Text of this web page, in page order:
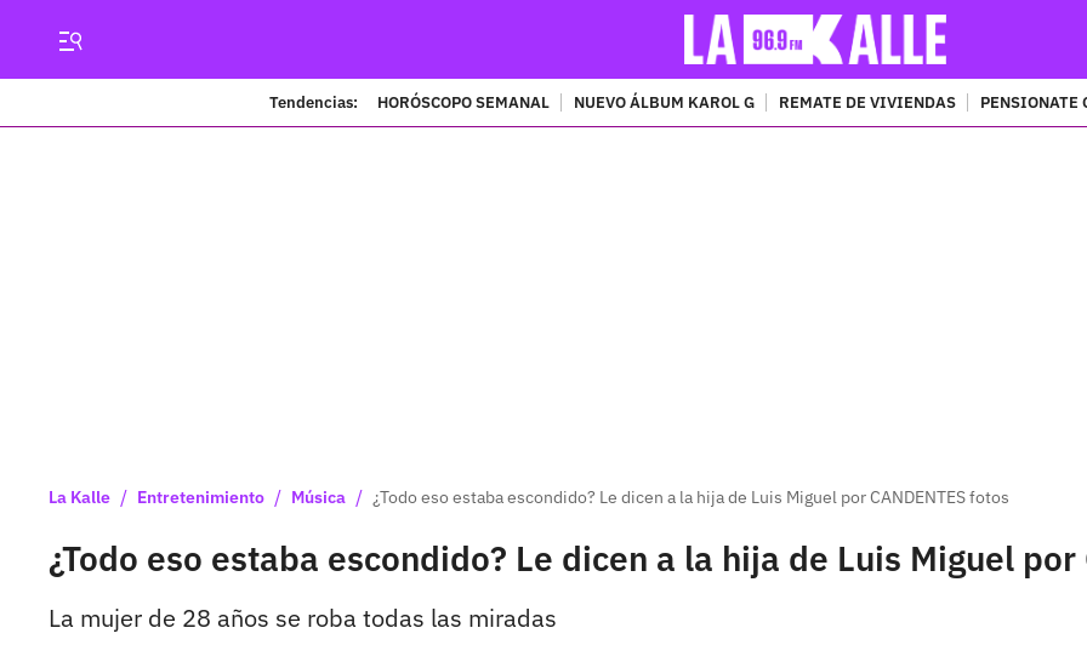
Tendencias: HORÓSCOPO SEMANAL NUEVO ÁLBUM KAROL G REMATE DE VIVIENDAS PENSIONATE
La Kalle / Entretenimiento / Música / ¿Todo eso estaba escondido? Le dicen a la hija de Luis Miguel por CANDENTES fotos
¿Todo eso estaba escondido? Le dicen a la hija de Luis Miguel por
La mujer de 28 años se roba todas las miradas